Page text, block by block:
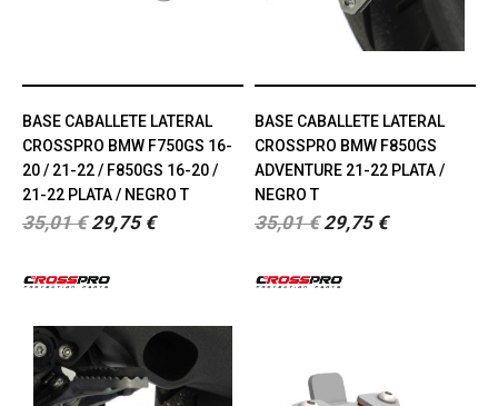
BASE CABALLETE LATERAL
CROSSPRO BMW F750GS 16-
20 / 21-22 / F850GS 16-20 /
21-22 PLATA / NEGRO T
35,01 € 29,75 €
BASE CABALLETE LATERAL
CROSSPRO BMW F850GS
ADVENTURE 21-22 PLATA /
NEGRO T
35,01 € 29,75 €